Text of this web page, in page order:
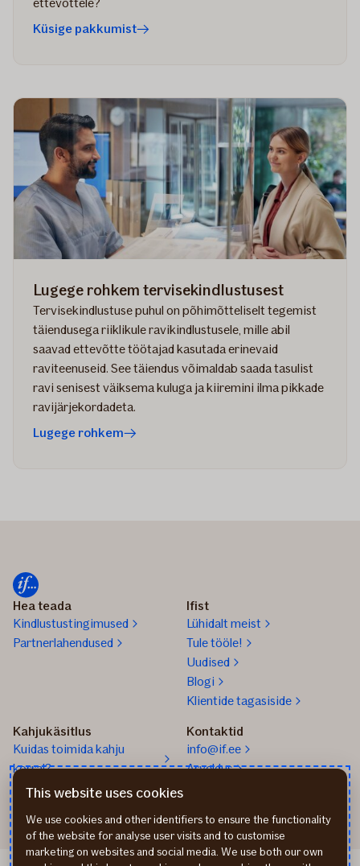
Küsige pakkumist
Lugege rohkem tervisekindlustusest
Tervisekindlustuse puhul on põhimõtteliselt tegemist
täiendusega riiklikule ravikindlustusele, mille abil
saavad ettevõtte töötajad kasutada erinevaid
raviteenuseid. See täiendus võimaldab saada tasulist
ravi senisest väiksema kuluga ja kiiremini ilma pikkade
ravijärjekordadeta.
Lugege rohkem
Hea teada
Kindlustustingimused
Partnerlahendused
Ifist
Lühidalt meist
Tule tööle!
Uudised
Blogi
Klientide tagasiside
Kahjukäsitlus
Kuidas toimida kahju
korral?
Teata kahjust
Kontaktid
info@if.ee
Arveldus
This website uses cookies
We use cookies and other identifiers to ensure the functionality
of the website for analyse user visits and to customise
marketing on websites and social media. We use both our own